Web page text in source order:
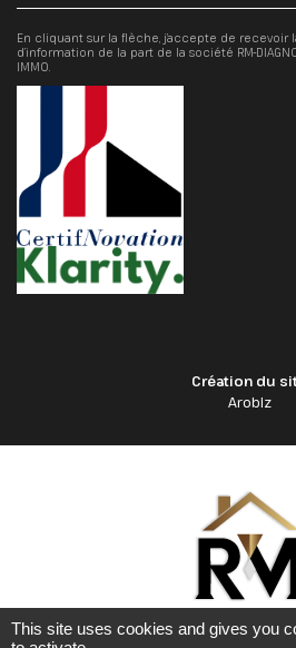
En cliquant sur la flèche, j’accepte de recevoir
d’information de la part de la société RM-
IMMO.
Création du
Arobiz
This site uses cookies and gives you